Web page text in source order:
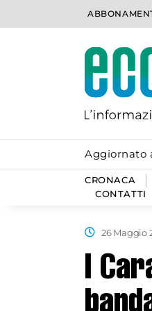
Aggiornato
CRONACA
CONTATTI
26 Maggio
I